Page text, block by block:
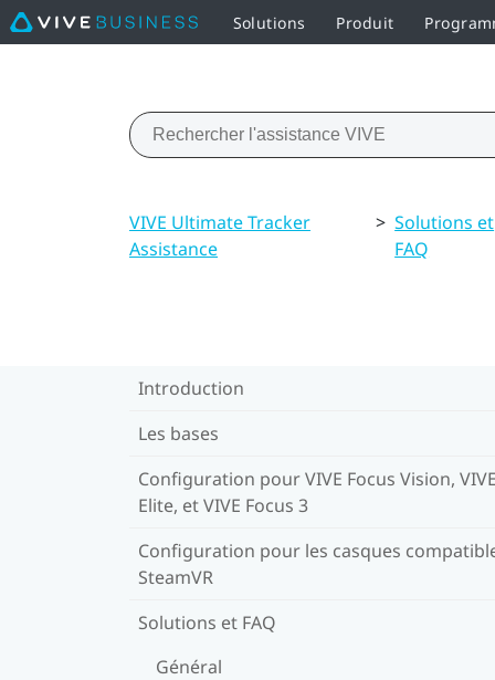
Solutions Produit
VIVE Ultimate Tracker
Assistance
> Solutions et
FAQ
Introduction
Les bases
Configuration pour VIVE Focus Vision,
Elite, et VIVE Focus 3
Configuration pour les casques
SteamVR
Solutions et FAQ
Général